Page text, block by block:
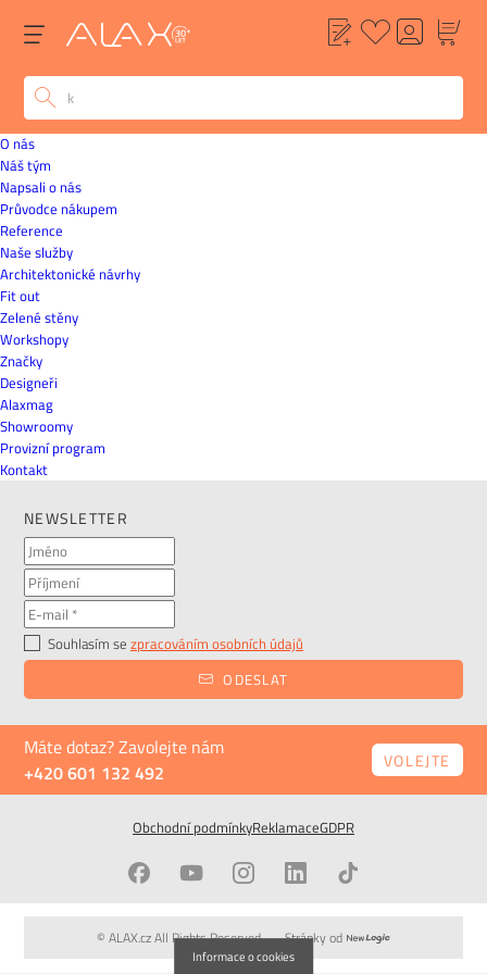
O nás
Náš tým
Napsali o nás
Průvodce nákupem
Reference
Naše služby
Architektonické návrhy
Fit out
Zelené stěny
Workshopy
Značky
Designeři
Alaxmag
Showroomy
Provizní program
Kontakt
NEWSLETTER
Souhlasím se zpracováním osobních údajů
ODESLAT
Máte dotaz? Zavolejte nám
+420 601 132 492
VOLEJTE
Obchodní podmínkyReklamaceGDPR
© ALAX.cz All Rights Reserved Stránky od